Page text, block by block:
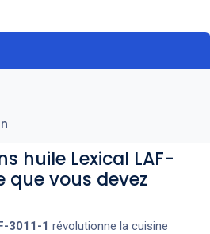
huile Lexical LAF-
que vous devez
3011-1 révolutionne la cuisine